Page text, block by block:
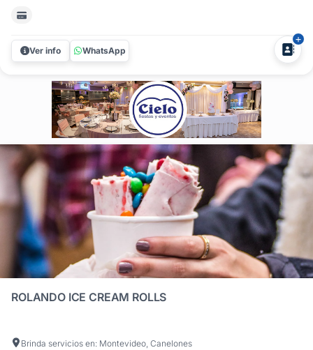
diseñadas para reflejar el estilo y la esencia de cada pareja.
personalizada, elaboramos creaciones que no solo se
ven...
Ver info WhatsApp
ROLANDO ICE CREAM ROLLS
Brinda servicios en: Montevideo, Canelones